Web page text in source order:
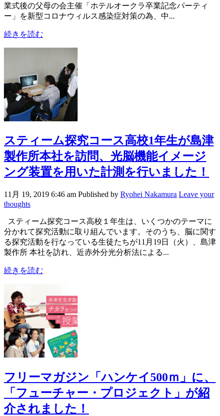
業式後の父母の会主催「ホテルオークラ卒業記念パーティ
ー」を新型コロナウィルス感染症対策の為、中...
続きを読む
スティーム探究コース高校1年生が島津
製作所本社を訪問、光脳機能イメージ
ング装置を用いた計測を行いました！
11月 19, 2019 6:46 am Published by Ryohei Nakamura Leave your
thoughts
スティーム探究コース高校１年生は、いくつかのテーマに
分かれて探究活動に取り組んでいます。そのうち、脳に関す
る探究活動を行なっている生徒たちが11月19日（火）、島津
製作所 本社を訪れ、近赤外分光分析法による...
続きを読む
フリーマガジン「ハンケイ500ｍ」に、
「フューチャー・プロジェクト」が紹
介されました！